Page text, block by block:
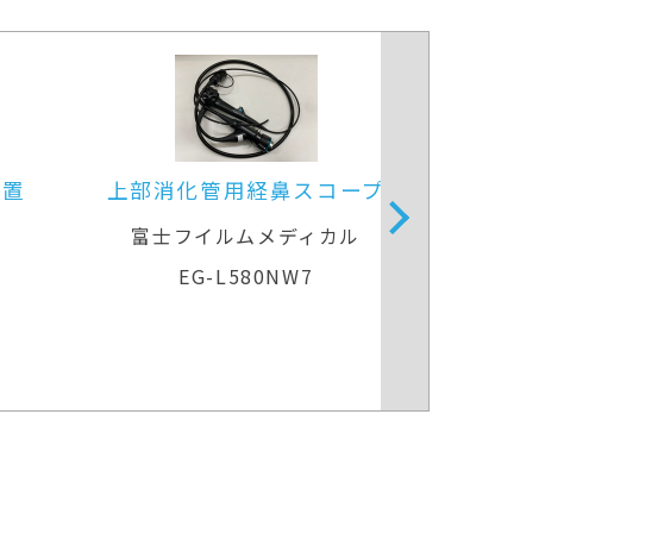
内視鏡光源一体型プロセッサ
ペンタックス
EPK-i